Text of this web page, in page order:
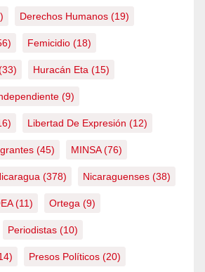
Derechos Humanos (19)
Femicidio (18)
Huracán Eta (15)
(9)
Libertad De Expresión (12)
(45) MINSA(76)
(378) Nicaraguenses (38)
(11) Ortega (9)
Periodistas (10)
Presos Políticos (20)